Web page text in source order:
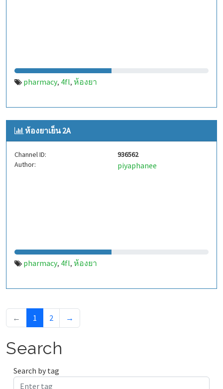
pharmacy, 4fl, ห้องยา
ห้องยาเย็น 2A
Channel ID:
936562
Author:
piyaphanee
pharmacy, 4fl, ห้องยา
← 1 2 →
Search
Search by tag